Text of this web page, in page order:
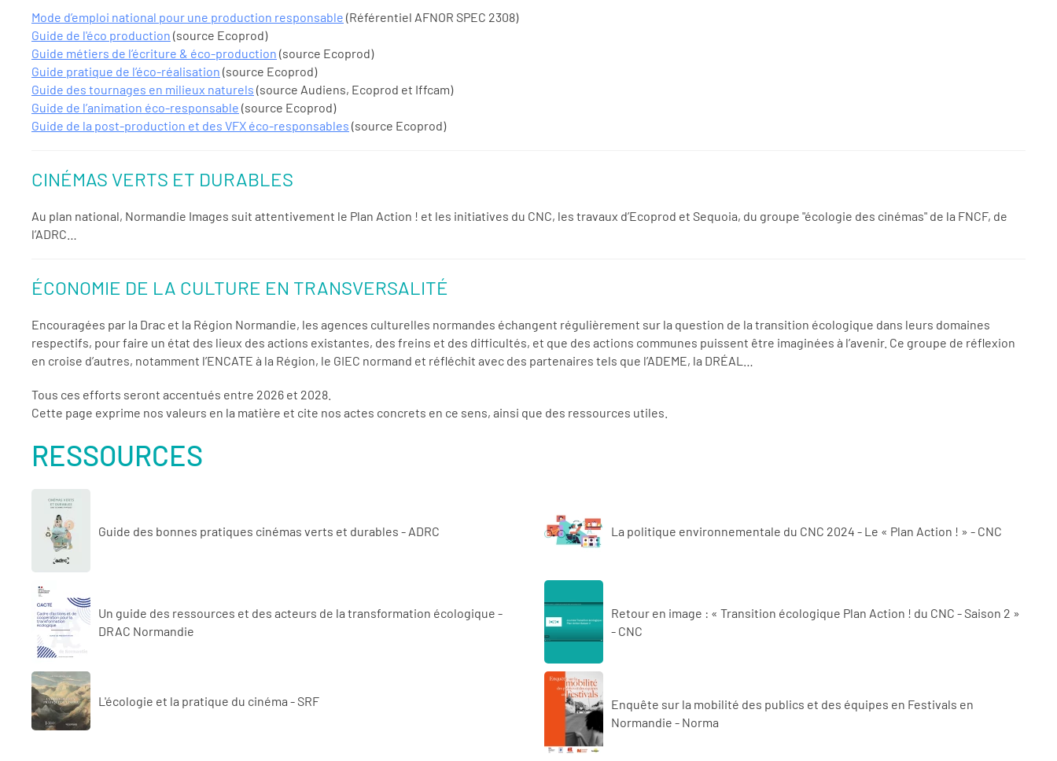
Mode d’emploi national pour une production responsable (Référentiel AFNOR SPEC 2308)
Guide de l'éco production (source Ecoprod)
Guide métiers de l’écriture & éco-production (source Ecoprod)
Guide pratique de l’éco-réalisation (source Ecoprod)
Guide des tournages en milieux naturels (source Audiens, Ecoprod et Iffcam)
Guide de l’animation éco-responsable (source Ecoprod)
Guide de la post-production et des VFX éco-responsables (source Ecoprod)
CINÉMAS VERTS ET DURABLES
Au plan national, Normandie Images suit attentivement le Plan Action ! et les initiatives du CNC, les travaux d’Ecoprod et Sequoia, du groupe "écologie des cinémas" de la FNCF, de
l’ADRC…
ÉCONOMIE DE LA CULTURE EN TRANSVERSALITÉ
Encouragées par la Drac et la Région Normandie, les agences culturelles normandes échangent régulièrement sur la question de la transition écologique dans leurs domaines
respectifs, pour faire un état des lieux des actions existantes, des freins et des difficultés, et que des actions communes puissent être imaginées à l’avenir. Ce groupe de réflexion
en croise d’autres, notamment l’ENCATE à la Région, le GIEC normand et réfléchit avec des partenaires tels que l’ADEME, la DRÉAL…
Tous ces efforts seront accentués entre 2026 et 2028.
Cette page exprime nos valeurs en la matière et cite nos actes concrets en ce sens, ainsi que des ressources utiles.
RESSOURCES
Guide des bonnes pratiques cinémas verts et durables - ADRC
Un guide des ressources et des acteurs de la transformation écologique -
DRAC Normandie
L'écologie et la pratique du cinéma - SRF
La politique environnementale du CNC 2024 - Le « Plan Action ! » - CNC
Retour en image : « Transition écologique Plan Action ! du CNC - Saison 2 »
- CNC
Enquête sur la mobilité des publics et des équipes en Festivals en
Normandie - Norma